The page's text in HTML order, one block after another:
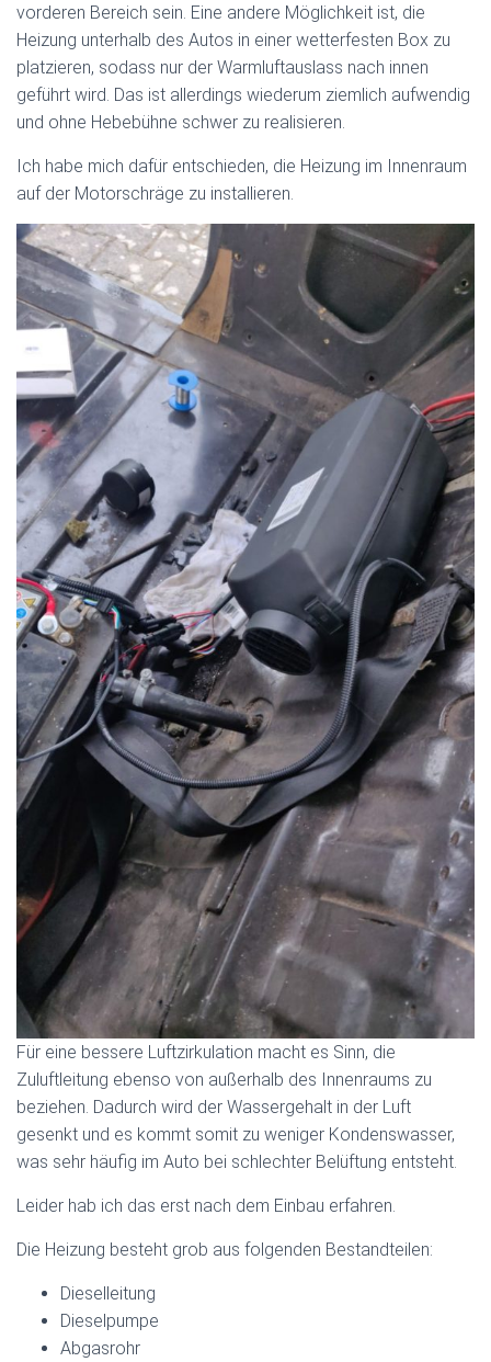
vorderen Bereich sein. Eine andere Möglichkeit ist, die
Heizung unterhalb des Autos in einer wetterfesten Box zu
platzieren, sodass nur der Warmluftauslass nach innen
geführt wird. Das ist allerdings wiederum ziemlich aufwendig
und ohne Hebebühne schwer zu realisieren.
Ich habe mich dafür entschieden, die Heizung im Innenraum
auf der Motorschräge zu installieren.
Für eine bessere Luftzirkulation macht es Sinn, die
Zuluftleitung ebenso von außerhalb des Innenraums zu
beziehen. Dadurch wird der Wassergehalt in der Luft
gesenkt und es kommt somit zu weniger Kondenswasser,
was sehr häufig im Auto bei schlechter Belüftung entsteht.
Leider hab ich das erst nach dem Einbau erfahren.
Die Heizung besteht grob aus folgenden Bestandteilen:
Dieselleitung
Dieselpumpe
Abgasrohr